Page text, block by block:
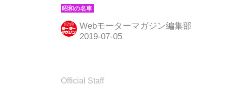
る。そんな昭和の名車たちを時系列で
紹介していこう。1968年発売のスバル
360 ヤングSS。
Webモーターマガジン編集部
Official Staff